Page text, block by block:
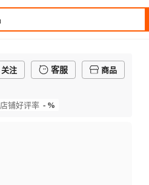
关注 客服
商品
店铺好评率 - %